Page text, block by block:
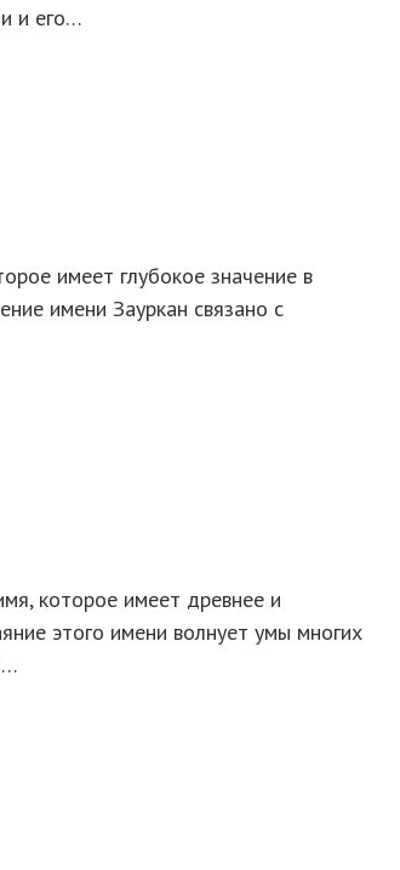
и его…
имеет глубокое значение в
имени Зауркан связано с
которое имеет древнее и
этого имени волнует умы многих